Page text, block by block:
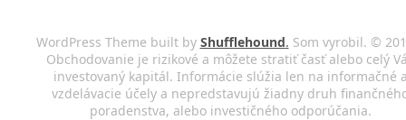
WordPress Theme built by Shufflehound. Som vyrobil. ©
Obchodovanie je rizikové a môžete stratiť časť alebo celý
investovaný kapitál. Informácie slúžia len na informačné
vzdelávacie účely a nepredstavujú žiadny druh
poradenstva, alebo investičného odporúčania.